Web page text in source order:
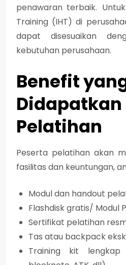
penawaran terbaik.
Training (IHT) di
dapat disesuaikan
kebutuhan perusahaan.
Benefit
Didapatkan
Pelatihan
Peserta pelatihan akan
fasilitas dan keuntungan,
Modul dan handout
Flashdisk gratis/ Modul
Sertifikat pelatihan
Tas atau backpack
Training kit lengkap